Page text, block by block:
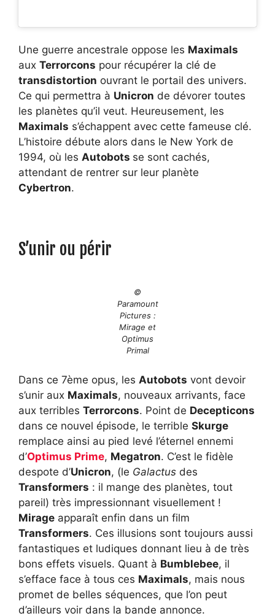
Une guerre ancestrale oppose les Maximals
aux Terrorcons pour récupérer la clé de
transdistortion ouvrant le portail des univers.
Ce qui permettra à Unicron de dévorer toutes
les planètes qu’il veut. Heureusement, les
Maximals s’échappent avec cette fameuse clé.
L’histoire débute alors dans le New York de
1994, où les Autobots se sont cachés,
attendant de rentrer sur leur planète
Cybertron.
S’unir ou périr
©
Paramount
Pictures :
Mirage et
Optimus
Primal
Dans ce 7ème opus, les Autobots vont devoir
s’unir aux Maximals, nouveaux arrivants, face
aux terribles Terrorcons. Point de Decepticons
dans ce nouvel épisode, le terrible Skurge
remplace ainsi au pied levé l’éternel ennemi
d’Optimus Prime, Megatron. C’est le fidèle
despote d’Unicron, (le Galactus des
Transformers : il mange des planètes, tout
pareil) très impressionnant visuellement !
Mirage apparaît enfin dans un film
Transformers. Ces illusions sont toujours aussi
fantastiques et ludiques donnant lieu à de très
bons effets visuels. Quant à Bumblebee, il
s’efface face à tous ces Maximals, mais nous
promet de belles séquences, que l’on peut
d’ailleurs voir dans la bande annonce.